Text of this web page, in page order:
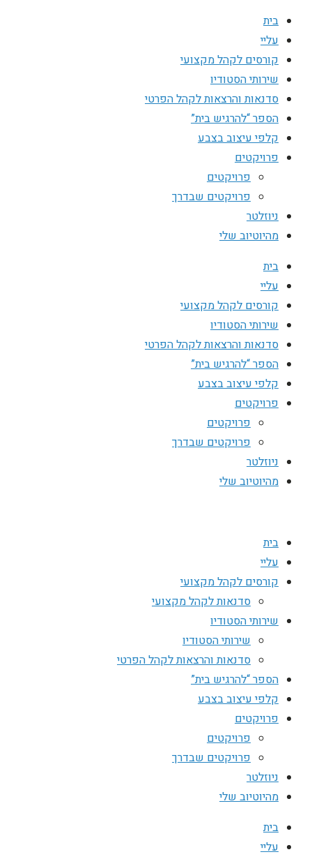
בית
עליי
קורסים לקהל מקצועי
שירותי הסטודיו
סדנאות והרצאות לקהל הפרטי
הספר “להרגיש בית”
קלפי עיצוב בצבע
פרויקטים
פרויקטים
פרויקטים שבדרך
ניוזלטר
מהיוטיוב שלי
בית
עליי
קורסים לקהל מקצועי
שירותי הסטודיו
סדנאות והרצאות לקהל הפרטי
הספר “להרגיש בית”
קלפי עיצוב בצבע
פרויקטים
פרויקטים
פרויקטים שבדרך
ניוזלטר
מהיוטיוב שלי
בית
עליי
קורסים לקהל מקצועי
סדנאות לקהל מקצועי
שירותי הסטודיו
שירותי הסטודיו
סדנאות והרצאות לקהל הפרטי
הספר “להרגיש בית”
קלפי עיצוב בצבע
פרויקטים
פרויקטים
פרויקטים שבדרך
ניוזלטר
מהיוטיוב שלי
בית
עליי